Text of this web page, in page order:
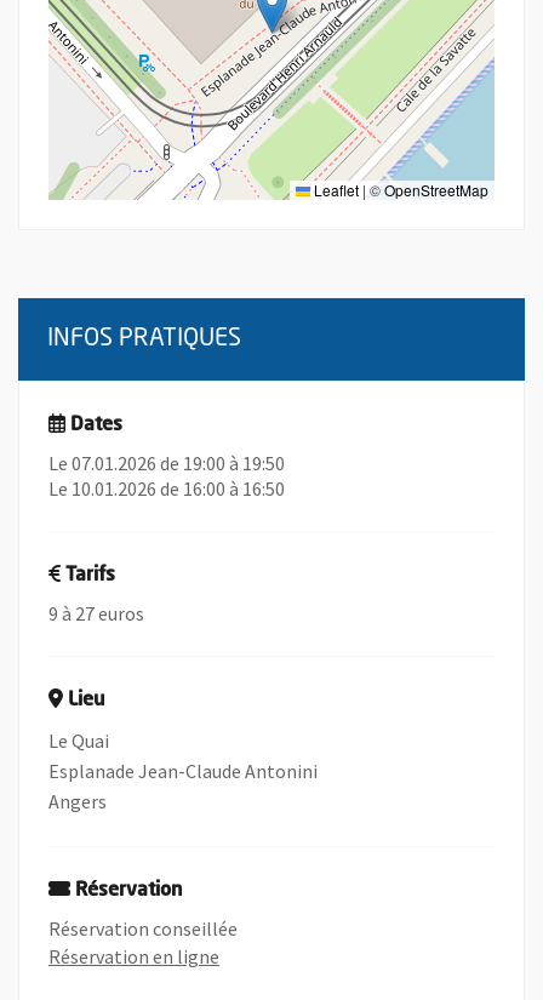
Leaflet | ©OpenStreetMap
INFOS PRATIQUES
Dates
Le 07.01.2026 de 19:00 à 19:50
Le 10.01.2026 de 16:00 à 16:50
Tarifs
9 à 27 euros
Lieu
Le Quai
Esplanade Jean-Claude Antonini
Angers
Réservation
Réservation conseillée
Réservation en ligne